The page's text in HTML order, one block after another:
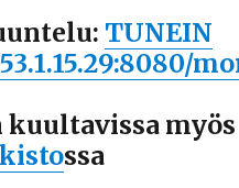
TUNEIN
kuultavissa myös
ssa